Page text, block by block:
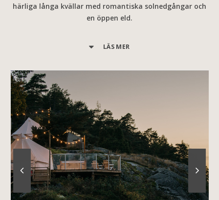
härliga långa kvällar med romantiska solnedgångar och
en öppen eld.
LÄS MER